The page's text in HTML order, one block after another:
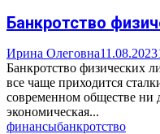
Банкротство
Ирина Олеговна11.08.2023
Банкротство физических
все чаще приходится
современном обществе ни
экономическая...
финансыбанкротство